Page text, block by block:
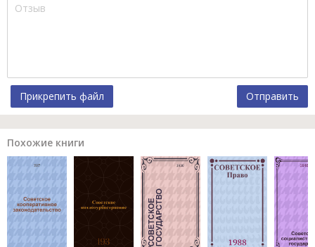
Прикрепить файл Отправить
Похожие книги